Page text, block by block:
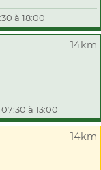
à 18:00
14km
à 13:00
14km